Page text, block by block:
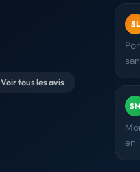
Voir tous les avis
SL
SM
en